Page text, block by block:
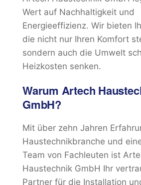
Wert auf Nachhaltigkeit und
Energieeffizienz. Wir bieten
die nicht nur Ihren Komfort
sondern auch die Umwelt
Heizkosten senken.
Warum Artech
GmbH?
Mit über zehn Jahren
Haustechnikbranche und
Team von Fachleuten ist
Haustechnik GmbH Ihr
Partner für die Installation